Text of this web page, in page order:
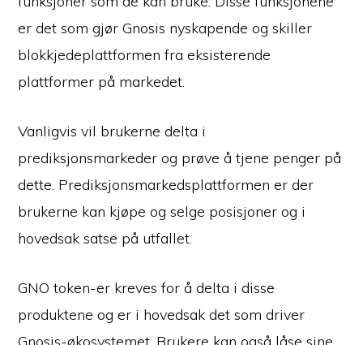
er det som gjør Gnosis nyskapende og skiller
blokkjedeplattformen fra eksisterende
plattformer på markedet.
Vanligvis vil brukerne delta i
prediksjonsmarkeder og prøve å tjene penger på
dette. Prediksjonsmarkedsplattformen er der
brukerne kan kjøpe og selge posisjoner og i
hovedsak satse på utfallet.
GNO token-er kreves for å delta i disse
produktene og er i hovedsak det som driver